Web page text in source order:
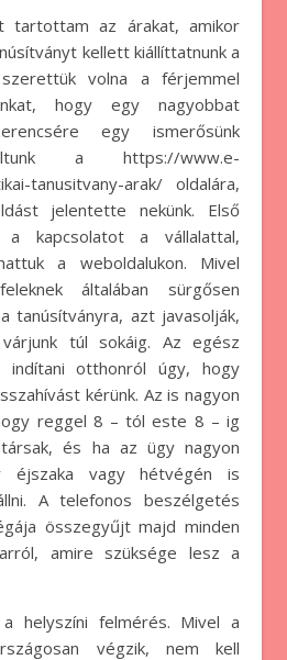
tartottam az árakat, amikor
kellett kiállíttatnunk a
szerettük volna a férjemmel
hogy egy nagyobbat
egy ismerősünk
a https://www.e-
tanusitvany-arak/ oldalára,
jelentette nekünk. Első
a kapcsolatot a vállalattal,
a weboldalukon. Mivel
általában sürgősen
tanúsítványra, azt javasolják,
túl sokáig. Az egész
otthonról úgy, hogy
kérünk. Az is nagyon
reggel 8 – tól este 8 – ig
és ha az ügy nagyon
éjszaka vagy hétvégén is
A telefonos beszélgetés
összegyűjt majd minden
amire szüksége lesz a
helyszíni felmérés. Mivel a
végzik, nem kell